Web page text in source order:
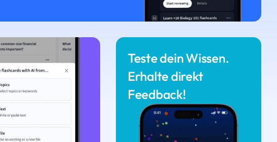
Teste dein Wissen.
Erhalte direkt
Feedback!